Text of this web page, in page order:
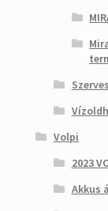
Volpi
2023
Akkus